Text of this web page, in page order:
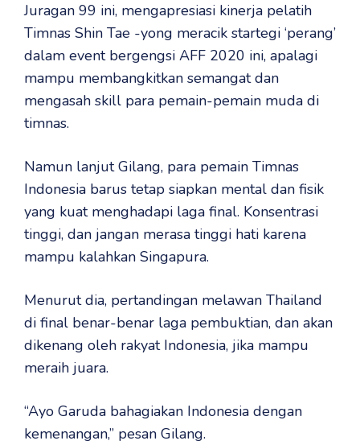
Juragan 99 ini, mengapresiasi kinerja pelatih
Timnas Shin Tae -yong meracik startegi ‘perang’
dalam event bergengsi AFF 2020 ini, apalagi
mampu membangkitkan semangat dan
mengasah skill para pemain-pemain muda di
timnas.
Namun lanjut Gilang, para pemain Timnas
Indonesia barus tetap siapkan mental dan fisik
yang kuat menghadapi laga final. Konsentrasi
tinggi, dan jangan merasa tinggi hati karena
mampu kalahkan Singapura.
Menurut dia, pertandingan melawan Thailand
di final benar-benar laga pembuktian, dan akan
dikenang oleh rakyat Indonesia, jika mampu
meraih juara.
“Ayo Garuda bahagiakan Indonesia dengan
kemenangan,” pesan Gilang.